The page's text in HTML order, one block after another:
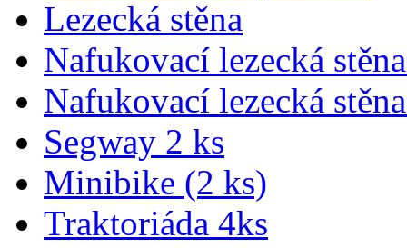
Lezecká stěna
Nafukovací lezecká
Nafukovací lezecká
Segway 2 ks
Minibike (2 ks)
Traktoriáda 4ks